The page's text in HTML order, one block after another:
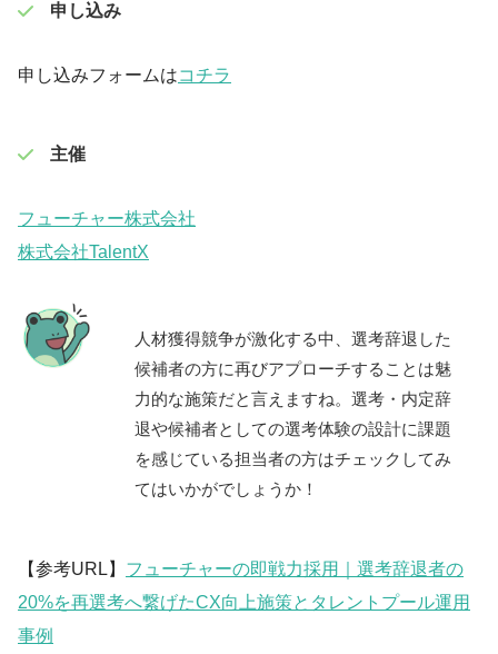
申し込み
申し込みフォームはコチラ
主催
フューチャー株式会社
株式会社TalentX
人材獲得競争が激化する中、選考辞退した
候補者の方に再びアプローチすることは魅
力的な施策だと言えますね。選考・内定辞
退や候補者としての選考体験の設計に課題
を感じている担当者の方はチェックしてみ
てはいかがでしょうか！
【参考URL】 フューチャーの即戦力採用｜選考辞退者の
20%を再選考へ繋げたCX向上施策とタレントプール運用
事例